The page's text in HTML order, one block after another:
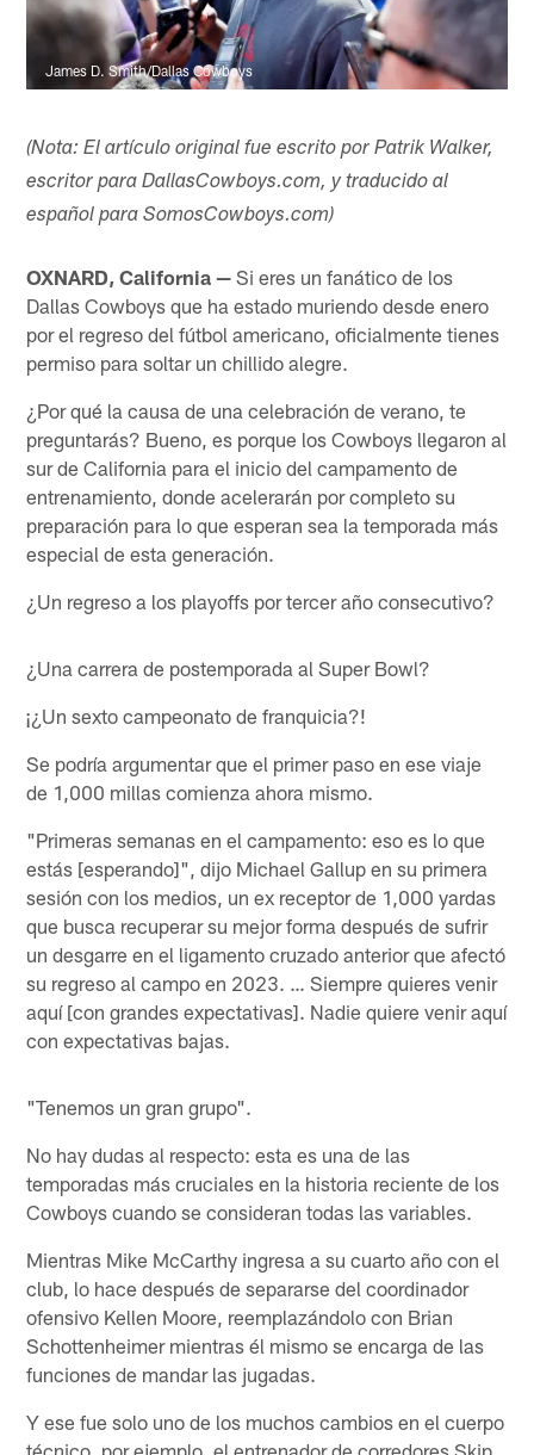
James D. Smith/Dallas Cowboys
(Nota: El artículo original fue escrito por Patrik Walker,
escritor para DallasCowboys.com, y traducido al
español para SomosCowboys.com)
OXNARD, California — Si eres un fanático de los
Dallas Cowboys que ha estado muriendo desde enero
por el regreso del fútbol americano, oficialmente tienes
permiso para soltar un chillido alegre.
¿Por qué la causa de una celebración de verano, te
preguntarás? Bueno, es porque los Cowboys llegaron al
sur de California para el inicio del campamento de
entrenamiento, donde acelerarán por completo su
preparación para lo que esperan sea la temporada más
especial de esta generación.
¿Un regreso a los playoffs por tercer año consecutivo?
¿Una carrera de postemporada al Super Bowl?
¡¿Un sexto campeonato de franquicia?!
Se podría argumentar que el primer paso en ese viaje
de 1,000 millas comienza ahora mismo.
"Primeras semanas en el campamento: eso es lo que
estás [esperando]", dijo Michael Gallup en su primera
sesión con los medios, un ex receptor de 1,000 yardas
que busca recuperar su mejor forma después de sufrir
un desgarre en el ligamento cruzado anterior que afectó
su regreso al campo en 2023. … Siempre quieres venir
aquí [con grandes expectativas]. Nadie quiere venir aquí
con expectativas bajas.
"Tenemos un gran grupo".
No hay dudas al respecto: esta es una de las
temporadas más cruciales en la historia reciente de los
Cowboys cuando se consideran todas las variables.
Mientras Mike McCarthy ingresa a su cuarto año con el
club, lo hace después de separarse del coordinador
ofensivo Kellen Moore, reemplazándolo con Brian
Schottenheimer mientras él mismo se encarga de las
funciones de mandar las jugadas.
Y ese fue solo uno de los muchos cambios en el cuerpo
técnico, por ejemplo, el entrenador de corredores Skip